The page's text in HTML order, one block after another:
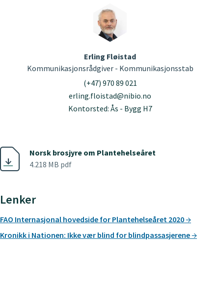
Erling Fløistad
Kommunikasjonsrådgiver - Kommunikasjonsstab
(+47) 970 89 021
erling.floistad@nibio.no
Kontorsted: Ås - Bygg H7
Norsk brosjyre om Plantehelseåret
4.218 MB pdf
Lenker
FAO Internasjonal hovedside for Plantehelseåret 2020
Kronikk i Nationen: Ikke vær blind for blindpassasjerene